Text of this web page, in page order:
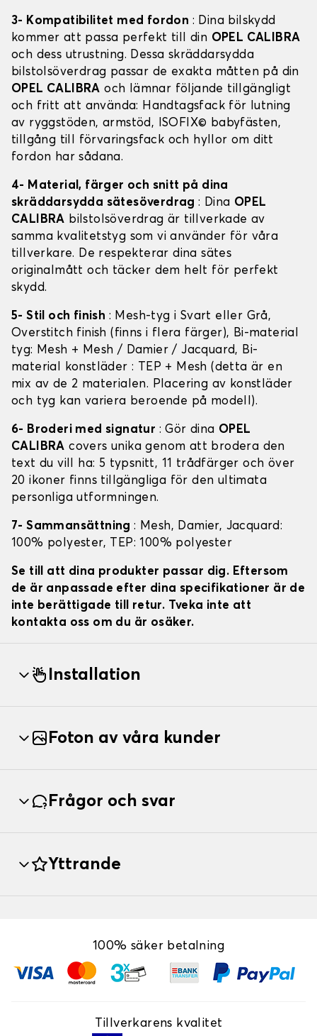
3- Kompatibilitet med fordon : Dina bilskydd
kommer att passa perfekt till din OPEL CALIBRA
och dess utrustning. Dessa skräddarsydda
bilstolsöverdrag passar de exakta måtten på din
OPEL CALIBRA och lämnar följande tillgängligt
och fritt att använda: Handtagsfack för lutning
av ryggstöden, armstöd, ISOFIX© babyfästen,
tillgång till förvaringsfack och hyllor om ditt
fordon har sådana.
4- Material, färger och snitt på dina
skräddarsydda sätesöverdrag: Dina OPEL
CALIBRA bilstolsöverdrag är tillverkade av
samma kvalitetstyg som vi använder för våra
tillverkare. De respekterar dina sätes
originalmått och täcker dem helt för perfekt
skydd.
5- Stil och finish : Mesh-tyg i Svart eller Grå,
Overstitch finish (finns i flera färger), Bi-material
tyg: Mesh + Mesh / Damier / Jacquard, Bi-
material konstläder : TEP + Mesh (detta är en
mix av de 2 materialen. Placering av konstläder
och tyg kan variera beroende på modell).
6- Broderi med signatur : Gör dina OPEL
CALIBRA covers unika genom att brodera den
text du vill ha: 5 typsnitt, 11 trådfärger och över
20 ikoner finns tillgängliga för den ultimata
personliga utformningen.
7- Sammansättning: Mesh, Damier, Jacquard:
100% polyester, TEP: 100% polyester
Se till att dina produkter passar dig. Eftersom
de är anpassade efter dina specifikationer är de
inte berättigade till retur. Tveka inte att
kontakta oss om du är osäker.
Installation
Foton av våra kunder
Frågor och svar
Yttrande
100% säker betalning
Tillverkarens kvalitet